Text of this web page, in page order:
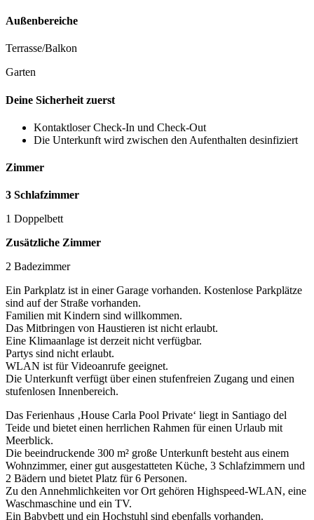
Außenbereiche
Terrasse/Balkon
Garten
Deine Sicherheit zuerst
Kontaktloser Check-In und Check-Out
Die Unterkunft wird zwischen den Aufenthalten desinfiziert
Zimmer
3 Schlafzimmer
1 Doppelbett
Zusätzliche Zimmer
2 Badezimmer
Ein Parkplatz ist in einer Garage vorhanden. Kostenlose Parkplätze
sind auf der Straße vorhanden.
Familien mit Kindern sind willkommen.
Das Mitbringen von Haustieren ist nicht erlaubt.
Eine Klimaanlage ist derzeit nicht verfügbar.
Partys sind nicht erlaubt.
WLAN ist für Videoanrufe geeignet.
Die Unterkunft verfügt über einen stufenfreien Zugang und einen
stufenlosen Innenbereich.
Das Ferienhaus ‚House Carla Pool Private‘ liegt in Santiago del
Teide und bietet einen herrlichen Rahmen für einen Urlaub mit
Meerblick.
Die beeindruckende 300 m² große Unterkunft besteht aus einem
Wohnzimmer, einer gut ausgestatteten Küche, 3 Schlafzimmern und
2 Bädern und bietet Platz für 6 Personen.
Zu den Annehmlichkeiten vor Ort gehören Highspeed-WLAN, eine
Waschmaschine und ein TV.
Ein Babybett und ein Hochstuhl sind ebenfalls vorhanden.